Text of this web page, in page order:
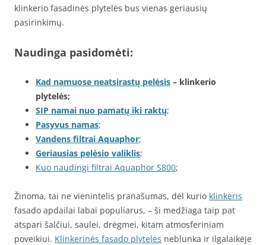
klinkerio fasadinės plytelės bus vienas geriausių
pasirinkimų.
Naudinga pasidomėti:
Kad namuose neatsirastų pelėsis – klinkerio
plytelės;
SIP namai nuo pamatų iki raktų;
Pasyvus namas;
Vandens filtrai Aquaphor;
Geriausias pelėsio valiklis;
Kuo naudingi filtrai Aquaphor S800;
Žinoma, tai ne vienintelis pranašumas, dėl kurio klinkeris
fasado apdailai labai populiarus, – ši medžiaga taip pat
atspari šalčiui, saulei, drėgmei, kitam atmosferiniam
poveikiui. Klinkerinės fasado plytelės neblunka ir ilgalaikėje